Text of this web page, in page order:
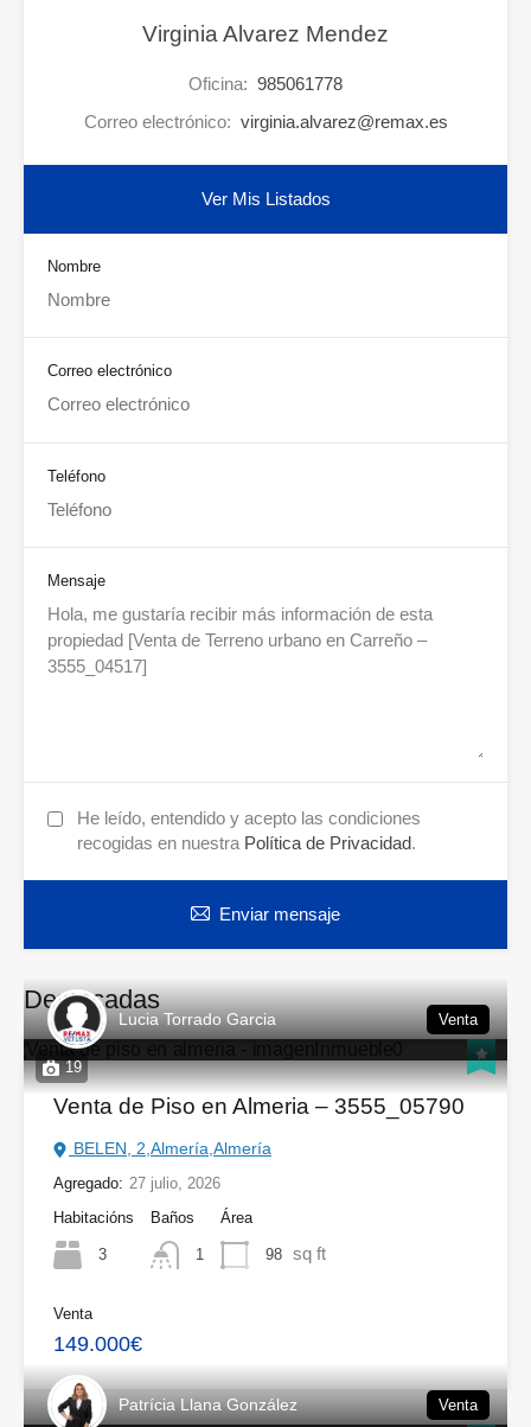
Virginia Alvarez Mendez
Oficina: 985061778
Correo electrónico: virginia.alvarez@remax.es
Ver Mis Listados
Nombre
Correo electrónico
Teléfono
Mensaje
He leído, entendido y acepto las condiciones
recogidas en nuestra Política de Privacidad.
Enviar mensaje
Destacadas
19
Lucia Torrado Garcia Venta
Venta de Piso en Almeria – 3555_05790
BELEN, 2,Almería,Almería
Agregado: 27 julio, 2026
Habitacións
3
Baños
1
Área
98 sq ft
Venta
149.000€
Patrícia Llana González Venta